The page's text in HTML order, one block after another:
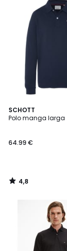
SCHOTT
Polo manga larga
64.99 €
4,8
/ 5
2
Colores
4,8
/